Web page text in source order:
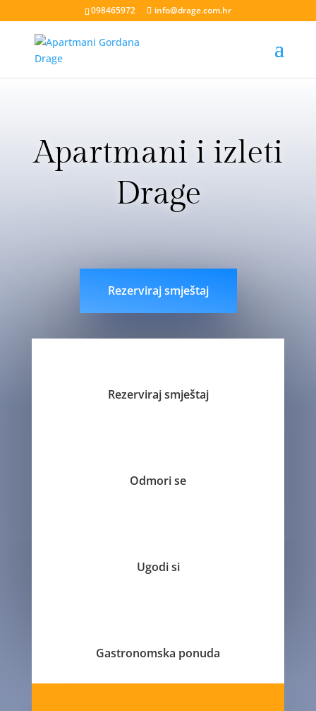
098465972 info@drage.com.hr
Apartmani i izleti
Drage
Rezerviraj smještaj
Rezerviraj smještaj
Odmori se
Ugodi si
Gastronomska ponuda